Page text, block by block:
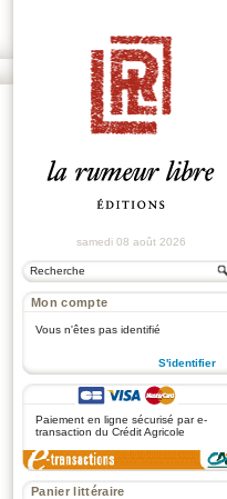
samedi 08 août 2026
Mon compte
Vous n'êtes pas identifié
S'identifier
Paiement en ligne sécurisé par e-
transaction du Crédit Agricole
Panier littéraire